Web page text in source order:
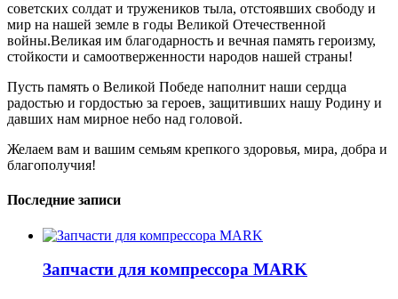
советских солдат и тружеников тыла, отстоявших свободу и
мир на нашей земле в годы Великой Отечественной
войны.Великая им благодарность и вечная память героизму,
стойкости и самоотверженности народов нашей страны!
Пусть память о Великой Победе наполнит наши сердца
радостью и гордостью за героев, защитивших нашу Родину и
давших нам мирное небо над головой.
Желаем вам и вашим семьям крепкого здоровья, мира, добра и
благополучия!
Последние записи
Запчасти для компрессора MARK